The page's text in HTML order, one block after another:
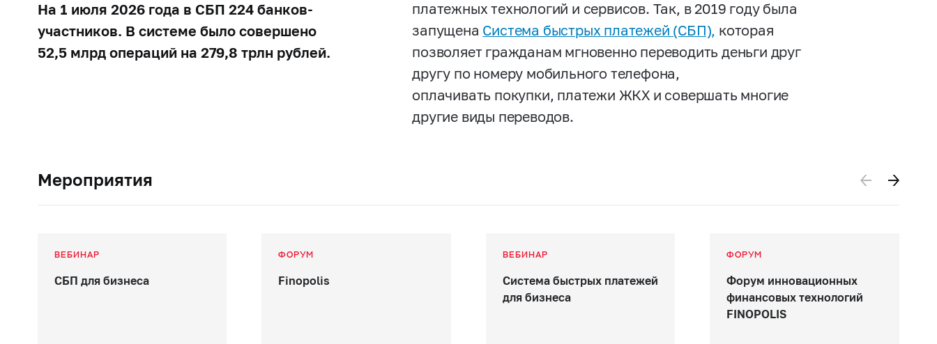
На 1 июля 2026 года в СБП 224 банков-
участников. В системе было совершено
52,5 млрд операций на 279,8 трлн рублей.
платежных технологий и сервисов. Так, в 2019 году была
запущена Система быстрых платежей (СБП), которая
позволяет гражданам мгновенно переводить деньги друг
другу по номеру мобильного телефона,
оплачивать покупки, платежи ЖКХ и совершать многие
другие виды переводов.
Мероприятия
ВЕБИНАР
СБП для бизнеса
ФОРУМ
Finopolis
ВЕБИНАР
Система быстрых платежей
для бизнеса
ФОРУМ
Форум инновационных
финансовых технологий
FINOPOLIS